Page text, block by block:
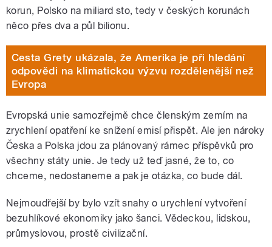
korun, Polsko na miliard sto, tedy v českých korunách
něco přes dva a půl bilionu.
Cesta Grety ukázala, že Amerika je při hledání
odpovědi na klimatickou výzvu rozdělenější než
Evropa
Evropská unie samozřejmě chce členským zemím na
zrychlení opatření ke snížení emisí přispět. Ale jen nároky
Česka a Polska jdou za plánovaný rámec příspěvků pro
všechny státy unie. Je tedy už teď jasné, že to, co
chceme, nedostaneme a pak je otázka, co bude dál.
Nejmoudřejší by bylo vzít snahy o urychlení vytvoření
bezuhlíkové ekonomiky jako šanci. Vědeckou, lidskou,
průmyslovou, prostě civilizační.